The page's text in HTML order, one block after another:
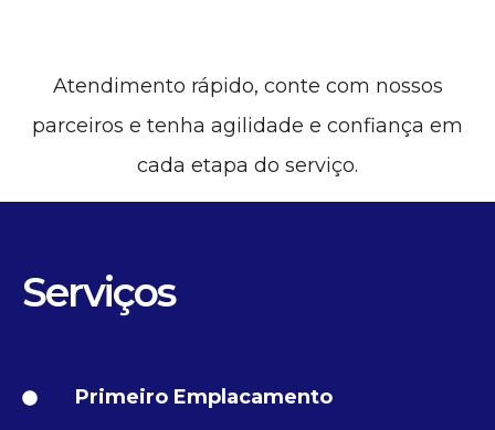
Atendimento rápido, conte com nossos
parceiros e tenha agilidade e confiança em
cada etapa do serviço.
Serviços
Primeiro Emplacamento